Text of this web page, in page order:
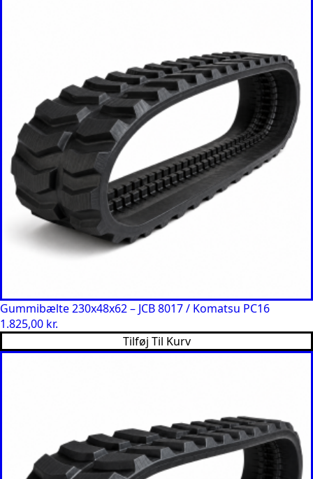
Gummibælte 230x48x62 – JCB 8017 / Komatsu PC16
1.825,00 kr.
Tilføj Til Kurv